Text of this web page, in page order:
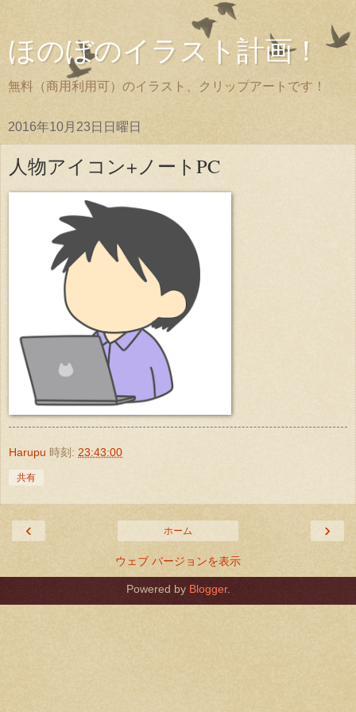
ほのぼのイラスト計画！
無料（商用利用可）のイラスト、クリップアートです！
2016年10月23日日曜日
人物アイコン+ノートPC
Harupu 時刻: 23:43:00
共有
‹ ›
ホーム
ウェブ バージョンを表示
Powered by Blogger.